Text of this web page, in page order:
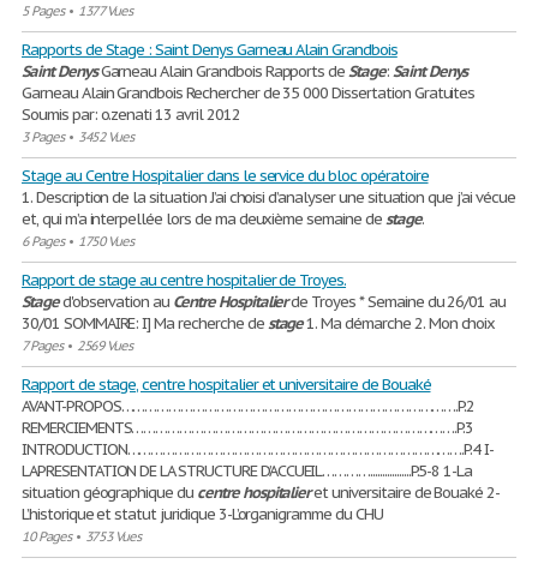
5 Pages• 1377 Vues
Rapports de Stage : Saint Denys Garneau Alain Grandbois
SaintDenysGarneau Alain Grandbois Rapports deStage:SaintDenys
Garneau Alain Grandbois Rechercher de 35 000 Dissertation Gratuites
Soumis par: o.zenati 13 avril 2012
3 Pages• 3452 Vues
Stage au Centre Hospitalier dans le service du bloc opératoire
1. Description de la situation J’ai choisi d’analyser une situation que j’ai vécue
et, qui m’a interpellée lors de ma deuxième semaine destage.
6 Pages• 1750 Vues
Rapport de stage au centre hospitalier de Troyes.
Staged'observation auCentre Hospitalierde Troyes * Semaine du 26/01 au
30/01 SOMMAIRE: I] Ma recherche destage1. Ma démarche 2. Mon choix
7 Pages• 2569 Vues
Rapport de stage, centre hospitalier et universitaire de Bouaké
AVANT-PROPOS………………………………………………………………………….P.2
REMERCIEMENTS……………………………………………………………………….P.3
INTRODUCTION………………………………………………………………………….P.4 I-
LAPRESENTATION DE LA STRUCTURE D’ACCUEIL………….................P.5-8 1-La
situation géographique ducentre hospitalieret universitaire de Bouaké 2-
L’historique et statut juridique 3-L’organigramme du CHU
10 Pages• 3753 Vues